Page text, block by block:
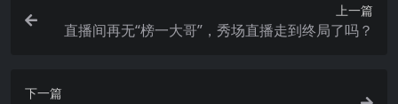
上一篇
直播间再无“榜一大哥”，秀场直播走到终局了吗？
下一篇